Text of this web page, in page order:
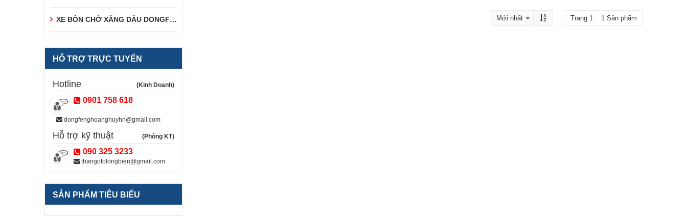
Trang 1 1 Sản phẩm
XE BỒN CHỞ XĂNG DẦU DONGFENG
HỖ TRỢ TRỰC TUYẾN
Hotline (Kinh Doanh)
0901 758 618
dongfenghoanghuyhn@gmail.com
Hỗ trợ kỹ thuật (Phòng KT)
090 325 3233
thangotolongbien@gmail.com
SẢN PHẨM TIÊU BIỂU